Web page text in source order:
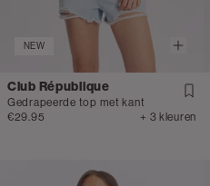
NEW
Club République
Gedrapeerde top met kant
€29.95
+ 3 kleuren